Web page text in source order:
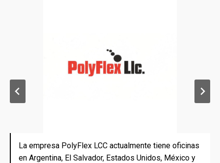
La empresa PolyFlex LCC actualmente tiene oficinas
en Argentina, El Salvador, Estados Unidos, México y
La empresa PolyFlex LCC actualmente tiene oficinas
en Argentina, El Salvador, Estados Unidos, México y
En agosto del 2014 quedó registrado una importación
hecha por una de las empresas de Oscar Faría desde